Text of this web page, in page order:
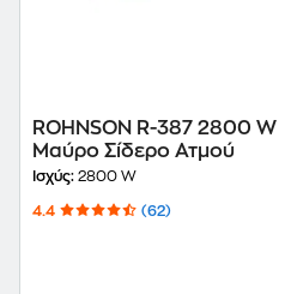
ROHNSON R-387 2800 W
Μαύρο Σίδερο Ατμού
Ισχύς: 2800 W
4.4 (62)